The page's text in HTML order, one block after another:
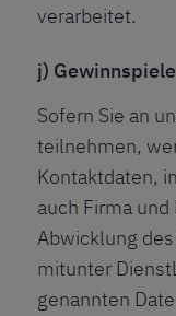
verarbeitet.
j) Gewinnspiele
Sofern Sie an
teilnehmen,
Kontaktdaten,
auch Firma
Abwicklung
mitunter
genannten